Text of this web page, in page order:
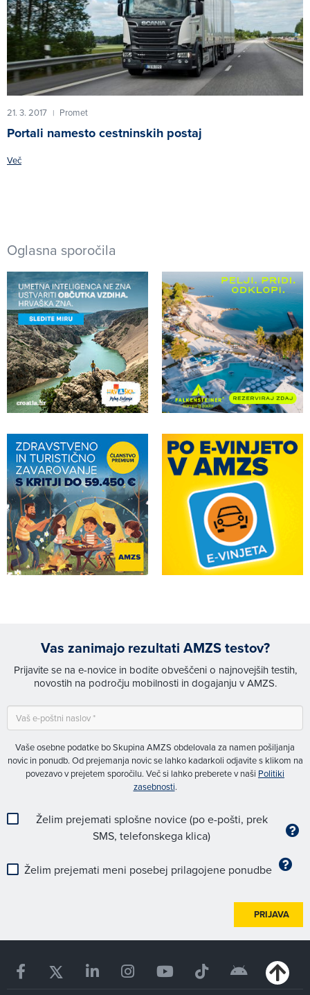
21. 3. 2017 | Promet
Portali namesto cestninskih postaj
Več
Oglasna sporočila
Vas zanimajo rezultati AMZS testov?
Prijavite se na e-novice in bodite obveščeni o najnovejših testih,
novostih na področju mobilnosti in dogajanju v AMZS.
Vaše osebne podatke bo Skupina AMZS obdelovala za namen pošiljanja
novic in ponudb. Od prejemanja novic se lahko kadarkoli odjavite s klikom na
povezavo v prejetem sporočilu. Več si lahko preberete v naši Politiki
zasebnosti.
Želim prejemati splošne novice (po e-pošti, prek
SMS, telefonskega klica)
Želim prejemati meni posebej prilagojene ponudbe
PRIJAVA